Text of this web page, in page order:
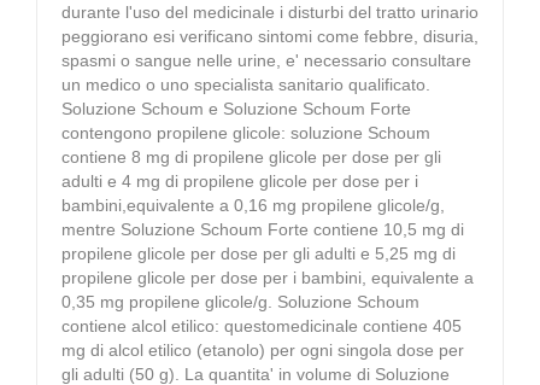
durante l'uso del medicinale i disturbi del tratto urinario
peggiorano esi verificano sintomi come febbre, disuria,
spasmi o sangue nelle urine, e' necessario consultare
un medico o uno specialista sanitario qualificato.
Soluzione Schoum e Soluzione Schoum Forte
contengono propilene glicole: soluzione Schoum
contiene 8 mg di propilene glicole per dose per gli
adulti e 4 mg di propilene glicole per dose per i
bambini,equivalente a 0,16 mg propilene glicole/g,
mentre Soluzione Schoum Forte contiene 10,5 mg di
propilene glicole per dose per gli adulti e 5,25 mg di
propilene glicole per dose per i bambini, equivalente a
0,35 mg propilene glicole/g. Soluzione Schoum
contiene alcol etilico: questomedicinale contiene 405
mg di alcol etilico (etanolo) per ogni singola dose per
gli adulti (50 g). La quantita' in volume di Soluzione